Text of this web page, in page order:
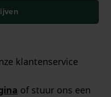
klantenservice
of stuur ons een